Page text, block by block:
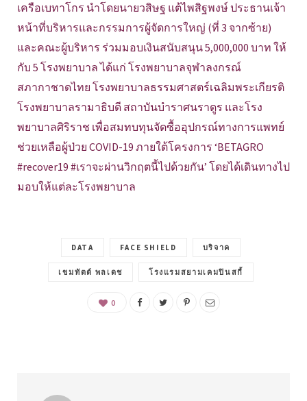
เครือเบทาโกร นำโดยนายวสิษฐ แต้ไพสิฐพงษ์ ประธานเจ้า
หน้าที่บริหารและกรรมการผู้จัดการใหญ่ (ที่ 3 จากซ้าย)
และคณะผู้บริหาร ร่วมมอบเงินสนับสนุน 5,000,000 บาท ให้
กับ 5 โรงพยาบาล ได้แก่ โรงพยาบาลจุฬาลงกรณ์
สภากาชาดไทย โรงพยาบาลธรรมศาสตร์เฉลิมพระเกียรติ
โรงพยาบาลรามาธิบดี สถาบันบำราศนราดูร และโรง
พยาบาลศิริราช เพื่อสมทบทุนจัดซื้ออุปกรณ์ทางการแพทย์
ช่วยเหลือผู้ป่วย COVID-19 ภายใต้โครงการ ‘BETAGRO
#recover19 #เราจะผ่านวิกฤตนี้ไปด้วยกัน’ โดยได้เดินทางไป
มอบให้แต่ละโรงพยาบาล
DATA FACE SHIELD บริจาค
เขมทัตต์ พลเดช โรงแรมสยามเคมปินสกี้
0